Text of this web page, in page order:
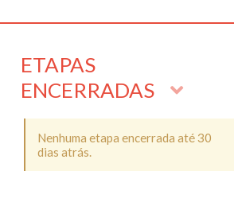
ETAPAS
ENCERRADAS
Nenhuma etapa encerrada até 30
dias atrás.